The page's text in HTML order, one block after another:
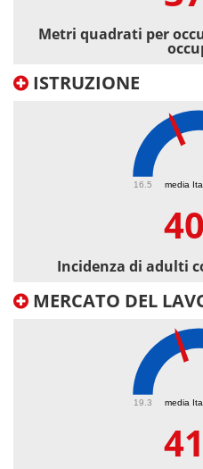
Metri quadrati per
ISTRUZIONE
media
16.5
Incidenza di adulti
MERCATO DEL
media
19.3